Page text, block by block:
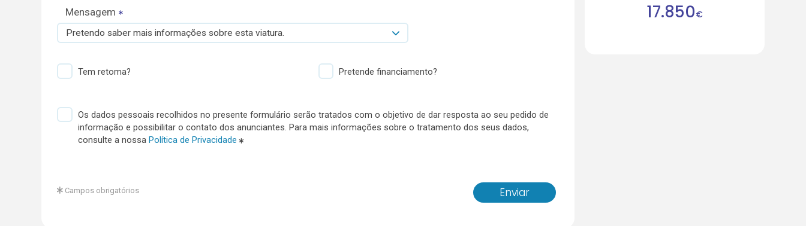
Mensagem
Pretendo saber mais informações sobre esta viatura.
Tem retoma? Pretende financiamento?
Os dados pessoais recolhidos no presente formulário serão tratados com o objetivo de dar resposta ao seu pedido de
informação e possibilitar o contato dos anunciantes. Para mais informações sobre o tratamento dos seus dados,
consulte a nossa Política de Privacidade
Enviar
Campos obrigatórios
17.850€